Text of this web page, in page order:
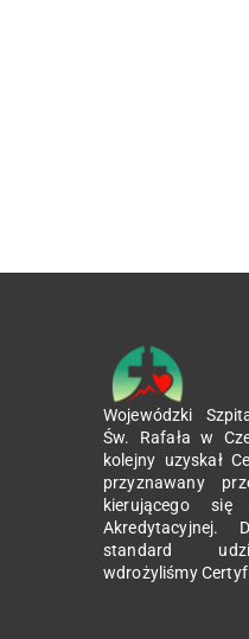
Wojewódzki
Św. Rafała w
kolejny uzyskał
przyznawany
kierującego się
Akredytacyjnej.
standard
wdrożyliśmy